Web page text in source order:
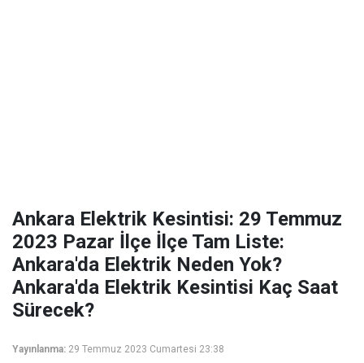
Ankara Elektrik Kesintisi: 29 Temmuz
2023 Pazar İlçe İlçe Tam Liste:
Ankara'da Elektrik Neden Yok?
Ankara'da Elektrik Kesintisi Kaç Saat
Sürecek?
Yayınlanma: 29 Temmuz 2023 Cumartesi 23:38